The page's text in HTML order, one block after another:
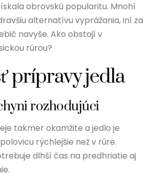
obrovskú popularitu. Mnohí
alternatívu vyprážania, iní za
navyše. Ako obstojí v
rúrou?
prípravy jedla
rozhodujúci
takmer okamžite a jedlo je
rýchlejšie než v rúre.
dlhší čas na predhriatie aj